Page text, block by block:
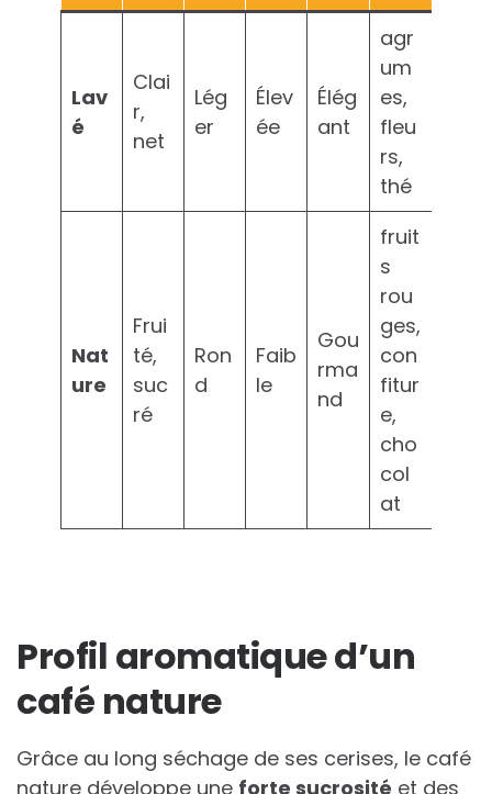
Lav
é
Clai
r,
net
Lég
er
Élev
ée
Élég
ant
agr
um
es,
fleu
rs,
thé
Nat
ure
Frui
té,
suc
ré
Ron
d
Faib
le
Gou
rma
nd
fruit
s
rou
ges,
con
fitur
e,
cho
col
at
Profil aromatique d’un
café nature
Grâce au long séchage de ses cerises, le café
nature développe une forte sucrosité et des